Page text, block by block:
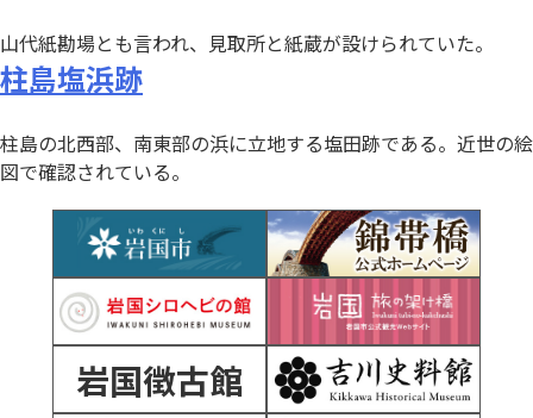
山代紙勘場とも言われ、見取所と紙蔵が設けられていた。
柱島塩浜跡
柱島の北西部、南東部の浜に立地する塩田跡である。近世の絵
図で確認されている。
岩国徴古館